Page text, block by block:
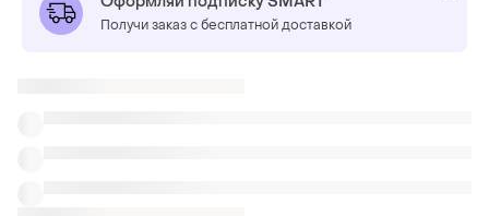
Получи заказ с бесплатной доставкой